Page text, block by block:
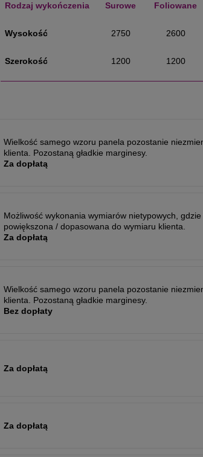
Rodzaj wykończenia Surowe Foliowane
Wysokość 2750 2600
Szerokość 1200 1200
Wielkość samego wzoru panela pozostanie
klienta. Pozostaną gładkie marginesy.
Za dopłatą
Możliwość wykonania wymiarów nietypowych,
powiększona / dopasowana do wymiaru klienta.
Za dopłatą
Wielkość samego wzoru panela pozostanie
klienta. Pozostaną gładkie marginesy.
Bez dopłaty
Za dopłatą
Za dopłatą